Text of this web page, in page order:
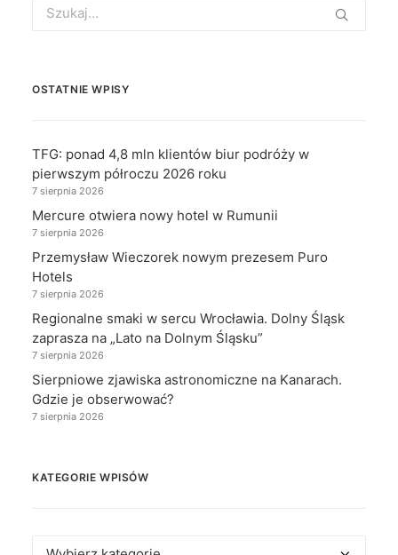
for:
OSTATNIE WPISY
TFG: ponad 4,8 mln klientów biur podróży w
pierwszym półroczu 2026 roku
7 sierpnia 2026
Mercure otwiera nowy hotel w Rumunii
7 sierpnia 2026
Przemysław Wieczorek nowym prezesem Puro
Hotels
7 sierpnia 2026
Regionalne smaki w sercu Wrocławia. Dolny Śląsk
zaprasza na „Lato na Dolnym Śląsku”
7 sierpnia 2026
Sierpniowe zjawiska astronomiczne na Kanarach.
Gdzie je obserwować?
7 sierpnia 2026
KATEGORIE WPISÓW
Kategorie